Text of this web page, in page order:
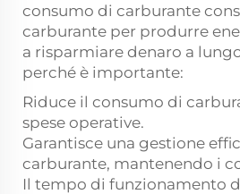
consumo di carburante
carburante per produrre
a risparmiare denaro a
perché è importante:
Riduce il consumo di
spese operative.
Garantisce una gestione
carburante, mantenendo i
Il tempo di funzionamento